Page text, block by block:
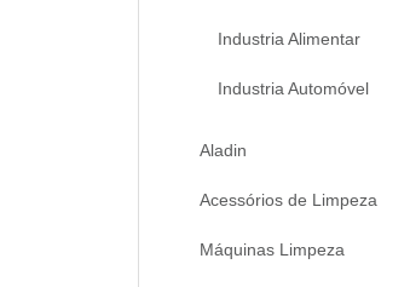
Industria Alimentar
Industria Automóvel
Aladin
Acessórios de Limpeza
Máquinas Limpeza